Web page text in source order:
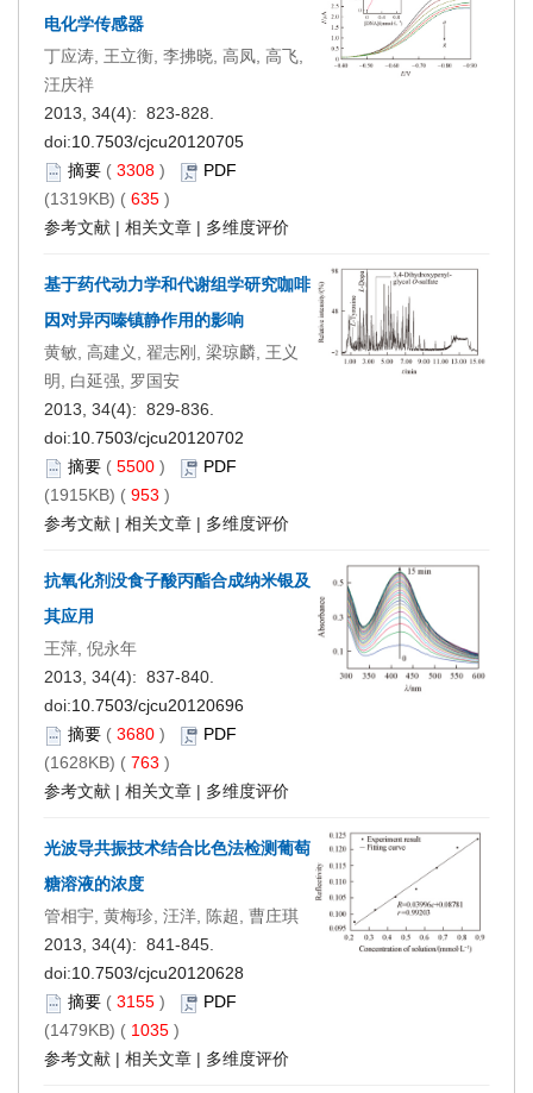
电化学传感器
丁应涛, 王立衡, 李拂晓, 高凤, 高飞,
汪庆祥
2013, 34(4): 823-828.
doi:10.7503/cjcu20120705
摘要 ( 3308 )
PDF
(1319KB) ( 635 )
参考文献 | 相关文章 | 多维度评价
基于药代动力学和代谢组学研究咖啡
因对异丙嗪镇静作用的影响
黄敏, 高建义, 翟志刚, 梁琼麟, 王义
明, 白延强, 罗国安
2013, 34(4): 829-836.
doi:10.7503/cjcu20120702
摘要 ( 5500 )
PDF
(1915KB) ( 953 )
参考文献 | 相关文章 | 多维度评价
抗氧化剂没食子酸丙酯合成纳米银及
其应用
王萍, 倪永年
2013, 34(4): 837-840.
doi:10.7503/cjcu20120696
摘要 ( 3680 )
PDF
(1628KB) ( 763 )
参考文献 | 相关文章 | 多维度评价
光波导共振技术结合比色法检测葡萄
糖溶液的浓度
管相宇, 黄梅珍, 汪洋, 陈超, 曹庄琪
2013, 34(4): 841-845.
doi:10.7503/cjcu20120628
摘要 ( 3155 )
PDF
(1479KB) ( 1035 )
参考文献 | 相关文章 | 多维度评价